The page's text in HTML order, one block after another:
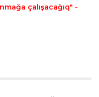
hesabla uduzdu
çalışacağıq" -